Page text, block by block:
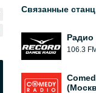
Связанные
106.3